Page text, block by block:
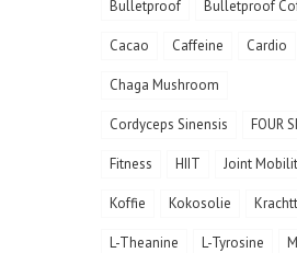
Bulletproof Bulletproof
Cacao Caffeine Cardio
Chaga Mushroom
Cordyceps Sinensis FOUR
Fitness HIIT Joint
Koffie Kokosolie
L-Theanine L-Tyrosine